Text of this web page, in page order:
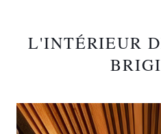
L'INTÉRIEUR